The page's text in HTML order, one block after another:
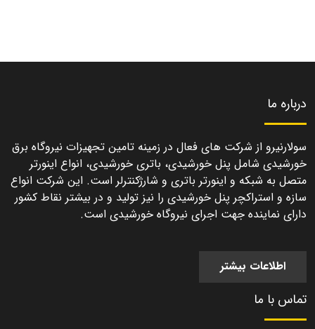
درباره ما
سولارنیرو از شرکت های فعال در زمینه تامین تجهیزات نیروگاه برق
خورشیدی شامل پنل خورشیدی، باتری خورشیدی، انواع اینورتر
متصل به شبکه و اینورتر باتری و شارژکنترلر است. این شرکت انواع
سازه و استراکچر پنل خورشیدی را نیز تولید و در بیشتر نقاط کشور
دارای نماینده جهت اجرای نیروگاه خورشیدی است.
اطلاعات بیشتر
تماس با ما